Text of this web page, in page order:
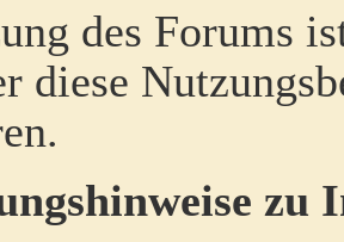
des Forums
diese
zu